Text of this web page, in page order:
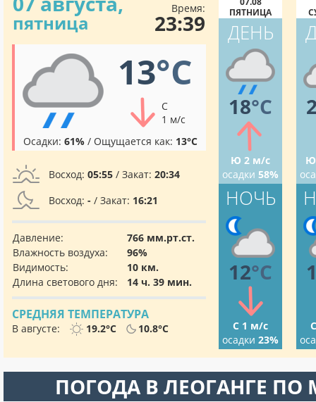
пятница
Время:
23:39
13°C
С
1 м/с
Осадки: 61% / Ощущается как: 13°C
Восход: 05:55 / Закат: 20:34
Восход: - / Закат: 16:21
Давление:
766 мм.рт.ст.
Влажность воздуха:
96%
Видимость:
10 км.
Длина светового дня:
14 ч. 39 мин.
СРЕДНЯЯ ТЕМПЕРАТУРА
В августе: 19.2°C 10.8°C
ПЯТНИЦА
ДЕНЬ
18°C
Ю 2 м/с
осадки 58%
НОЧЬ
12°C
С 1 м/с
осадки 23%
ПОГОДА В ЛЕОГАНГЕ ПО